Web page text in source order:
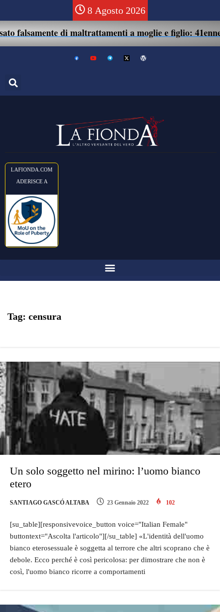
8 Agosto 2026
di maltrattamenti a moglie e figlio: 41enne assolto.
LAFIONDA.COM
ADERISCE A
Tag: censura
Un solo soggetto nel mirino: l’uomo bianco
etero
SANTIAGO GASCÓ ALTABA 23 Gennaio 2022 102
[su_table][responsivevoice_button voice="Italian Female"
buttontext="Ascolta l'articolo"][/su_table] «L'identità dell'uomo
bianco eterosessuale è soggetta al terrore che altri scoprano che è
debole. Ecco perché è così pericolosa: per dimostrare che non è
così, l'uomo bianco ricorre a comportamenti